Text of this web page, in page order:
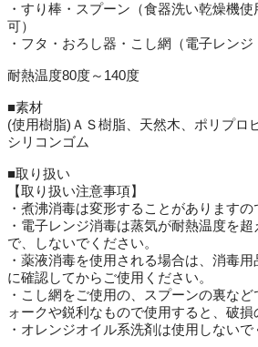
・すり棒・スプーン（食器洗い乾燥機
可）
・フタ・おろし器・こし網（電子レンジ
耐熱温度80度～140度
■素材
(使用樹脂)ＡＳ樹脂、天然木、ポリプロ
シリコンゴム
■取り扱い
【取り扱い注意事項】
・煮沸消毒は変形することがありますの
・電子レンジ消毒は蒸気が耐熱温度を
で、しないでください。
・薬液消毒を使用される場合は、消毒
に確認してからご使用ください。
・こし網をご使用の、スプーンの裏な
ォークや鋭利なもので使用すると、破損
・オレンジオイル系洗剤は使用しないで